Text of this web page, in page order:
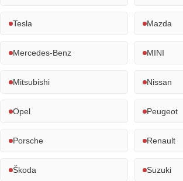
Tesla Mazda
Mercedes-Benz MINI
Mitsubishi Nissan
Opel Peugeot
Porsche Renault
Škoda Suzuki